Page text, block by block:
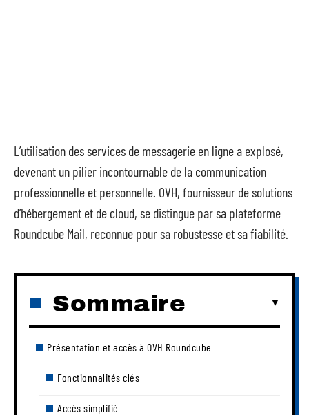
L’utilisation des services de messagerie en ligne a explosé,
devenant un pilier incontournable de la communication
professionnelle et personnelle. OVH, fournisseur de solutions
d’hébergement et de cloud, se distingue par sa plateforme
Roundcube Mail, reconnue pour sa robustesse et sa fiabilité.
Sommaire
Présentation et accès à OVH Roundcube
Fonctionnalités clés
Accès simplifié